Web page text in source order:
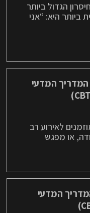
הגדול ביותר
ביותר היא: “אני
המדעי
לאירוע רב
או מפגש
המדעי